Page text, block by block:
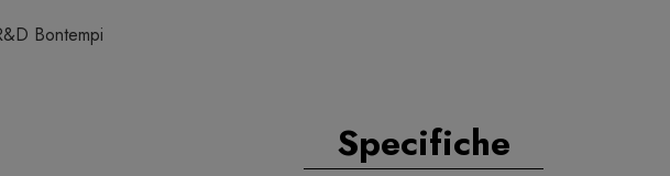
Bontempi
Specifiche